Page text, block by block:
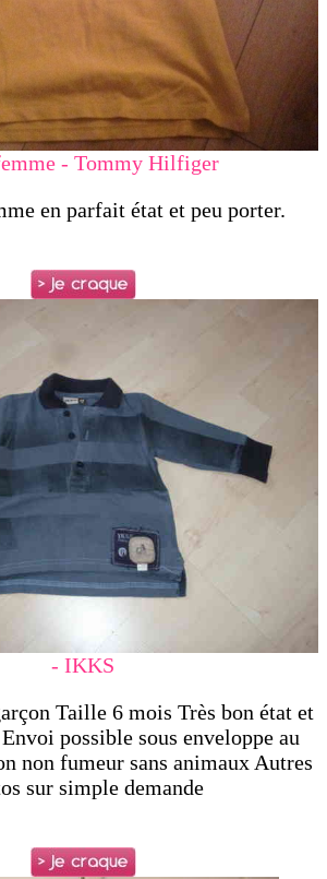
- Tommy Hilfiger
en parfait état et peu porter.
- IKKS
Taille 6 mois Très bon état et
possible sous enveloppe au
non fumeur sans animaux Autres
sur simple demande